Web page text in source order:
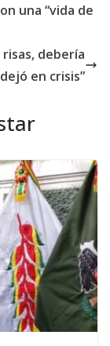
una “vida de
debería
en crisis”